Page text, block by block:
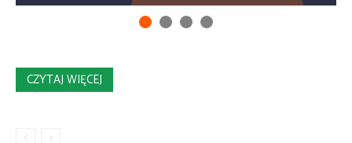
CZYTAJ WIĘCEJ